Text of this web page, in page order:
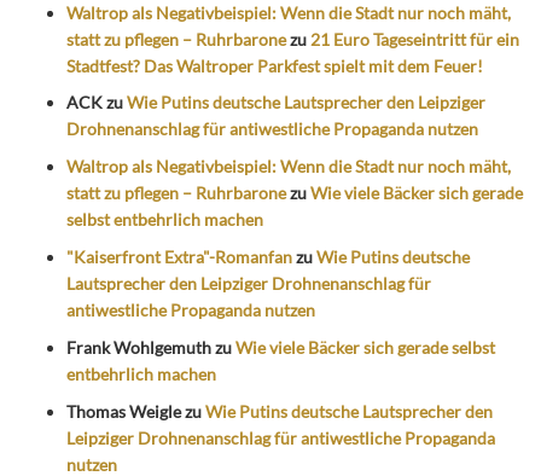
Waltrop als Negativbeispiel: Wenn die Stadt nur noch mäht,
statt zu pflegen – Ruhrbaronezu 21 Euro Tageseintritt für ein
Stadtfest? Das Waltroper Parkfest spielt mit dem Feuer!
ACKzuWie Putins deutsche Lautsprecher den Leipziger
Drohnenanschlag für antiwestliche Propaganda nutzen
Waltrop als Negativbeispiel: Wenn die Stadt nur noch mäht,
statt zu pflegen – RuhrbaronezuWie viele Bäcker sich gerade
selbst entbehrlich machen
"Kaiserfront Extra"-RomanfanzuWie Putins deutsche
Lautsprecher den Leipziger Drohnenanschlag für
antiwestliche Propaganda nutzen
Frank WohlgemuthzuWie viele Bäcker sich gerade selbst
entbehrlich machen
Thomas WeiglezuWie Putins deutsche Lautsprecher den
Leipziger Drohnenanschlag für antiwestliche Propaganda
nutzen